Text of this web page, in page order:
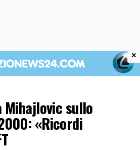
Mihajlovic sullo
«Ricordi
×